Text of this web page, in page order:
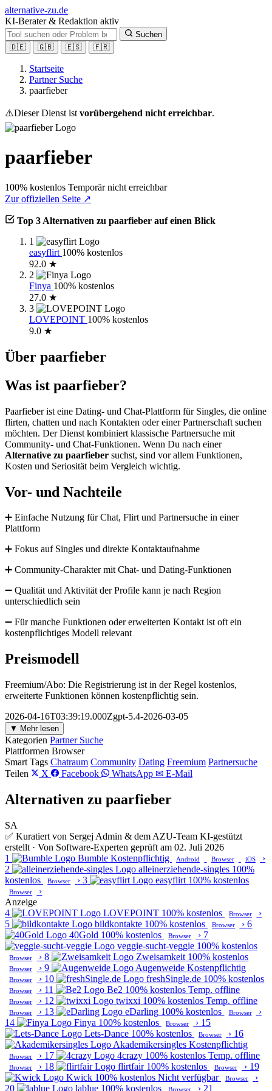
alternative-zu.de
KI-Berater & Redaktion aktiv
Suchen
🇩🇪
🇬🇧 🇪🇸 🇫🇷
Startseite
Partner Suche
paarfieber
⚠️Dieser Dienst ist vorübergehend nicht erreichbar.
paarfieber
100% kostenlos Temporär nicht erreichbar
Zur offiziellen Seite ↗
Top 3 Alternativen zu paarfieber auf einen Blick
1
easyflirt 100% kostenlos
92.0 ★
2
Finya 100% kostenlos
27.0 ★
3
LOVEPOINT 100% kostenlos
9.0 ★
Über paarfieber
Was ist paarfieber?
Paarfieber ist eine Dating- und Chat-Plattform für Singles, die online
flirten, chatten und nach Kontakten oder einer Partnerschaft suchen
möchten. Der Dienst kombiniert klassische Partnersuche mit
Community- und Chat-Funktionen. Wenn Du nach einer
Alternative zu paarfieber suchst, sind vor allem Funktionen,
Kosten und Seriosität beim Vergleich wichtig.
Vor- und Nachteile
➕ Einfache Nutzung für Chat, Flirt und Partnersuche in einer
Plattform
➕ Fokus auf Singles und direkte Kontaktaufnahme
➕ Community-Charakter mit Chat- und Dating-Funktionen
➖ Qualität und Aktivität der Profile kann je nach Region
unterschiedlich sein
➖ Für manche Funktionen oder erweiterten Kontakt ist oft ein
kostenpflichtiges Modell relevant
Preismodell
Freemium/Abo: Die Registrierung ist in der Regel kostenlos,
erweiterte Funktionen können kostenpflichtig sein.
2026-04-16T03:39:19.000Zgpt-5.4-2026-03-05
▼ Mehr lesen
Kategorien Partner Suche
Plattformen Browser
Smart Tags Chatraum Community Dating Freemium Partnersuche
Teilen
X Facebook WhatsApp ✉ E-Mail
Alternativen zu paarfieber
SA
✅ Kuratiert von Sergej Admin & dem AZU-Team KI-gestützt
erstellt · Von Software-Experten geprüft am 02. Juli 2026
1
Bumble Kostenpflichtig Android Browser iOS
›
2
alleinerziehende-singles 100%
kostenlos
Browser › 3 easyflirt 100% kostenlos
Browser
›
Anzeige
4
LOVEPOINT 100% kostenlos Browser
›
5
bildkontakte 100% kostenlos Browser › 6
40Gold 100% kostenlos Browser › 7
veggie-sucht-veggie 100% kostenlos
Browser › 8 Zweisamkeit 100% kostenlos
Browser › 9 Augenweide Kostenpflichtig
Browser › 10 freshSingle.de 100% kostenlos
Browser › 11 Be2 100% kostenlosTemp. offline
Browser › 12 twixxi 100% kostenlosTemp. offline
Browser › 13 eDarling 100% kostenlos Browser
›
14
Finya 100% kostenlos Browser › 15
Lets-Dance 100% kostenlos Browser › 16
Akademikersingles Kostenpflichtig
Browser › 17 4crazy 100% kostenlosTemp. offline
Browser › 18 flirtfair 100% kostenlos Browser › 19
Kwick 100% kostenlos Nicht verfügbar Browser
›
20
lablue 100% kostenlos Browser › 21